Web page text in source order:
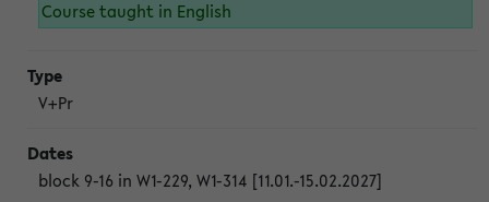
Course taught in English
V+Pr
block 9-16 in W1-229, W1-314 [11.01.-15.02.2027]